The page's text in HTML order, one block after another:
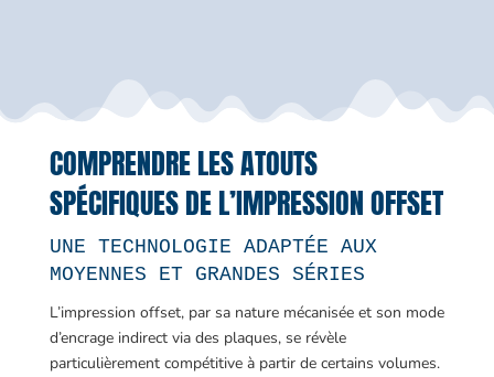
COMPRENDRE LES ATOUTS
SPÉCIFIQUES DE L’IMPRESSION OFFSET
UNE TECHNOLOGIE ADAPTÉE AUX
MOYENNES ET GRANDES SÉRIES
L’impression offset, par sa nature mécanisée et son mode
d’encrage indirect via des plaques, se révèle
particulièrement compétitive à partir de certains volumes.